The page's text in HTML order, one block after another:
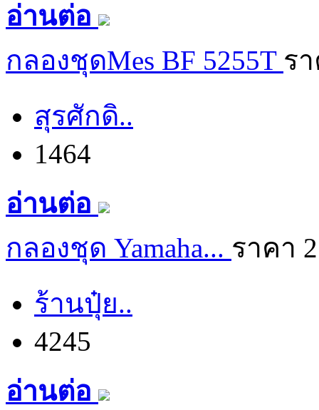
อ่านต่อ
กลองชุดMes BF 5255T ร
สุรศักดิ..
1464
อ่านต่อ
กลองชุด Yamaha... ราคา
ร้านปุ๋ย..
4245
อ่านต่อ